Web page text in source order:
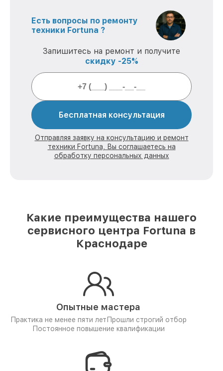
Есть вопросы по ремонту
техники Fortuna ?
Запишитесь на ремонт и получите
скидку -25%
Бесплатная консультация
Отправляя заявку на консультацию и ремонт
техники Fortuna, Вы соглашаетесь на
обработку персональных данных
Какие преимущества нашего
сервисного центра Fortuna в
Краснодаре
Опытные мастера
Практика не менее пяти лет Прошли строгий отбор
Постоянное повышение квалификации